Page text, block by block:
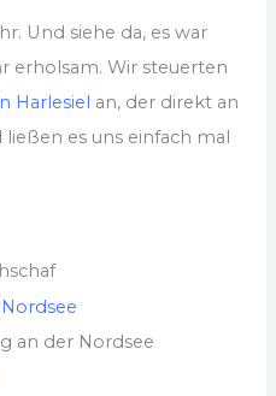
Und siehe da, es war
erholsam. Wir steuerten
Harlesiel an, der direkt an
es uns einfach mal
an der Nordsee